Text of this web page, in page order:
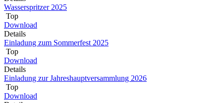
Wasserspritzer 2025
Top
Download
Details
Einladung zum Sommerfest 2025
Top
Download
Details
Einladung zur Jahreshauptversammlung 2026
Top
Download